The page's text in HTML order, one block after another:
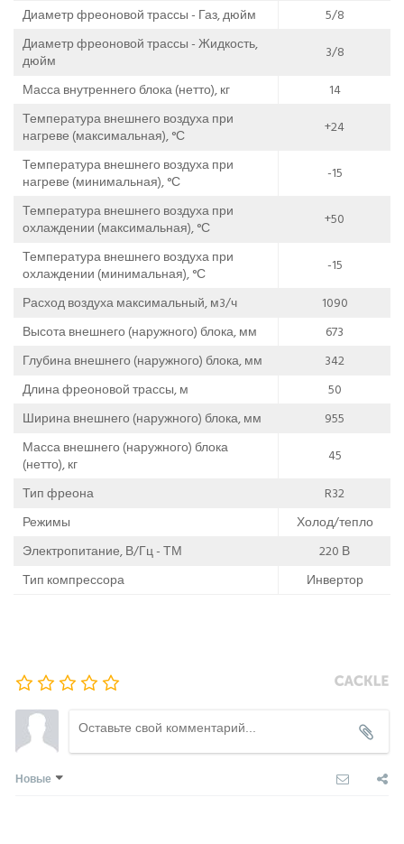
Диаметр фреоновой трассы - Газ, дюйм
5/8
Диаметр фреоновой трассы - Жидкость,
дюйм
3/8
Масса внутреннего блока (нетто), кг
14
Температура внешнего воздуха при
нагреве (максимальная), °С
+24
Температура внешнего воздуха при
нагреве (минимальная), °С
-15
Температура внешнего воздуха при
охлаждении (максимальная), °С
+50
Температура внешнего воздуха при
охлаждении (минимальная), °С
-15
Расход воздуха максимальный, м3/ч
1090
Высота внешнего (наружного) блока, мм
673
Глубина внешнего (наружного) блока, мм
342
Длина фреоновой трассы, м
50
Ширина внешнего (наружного) блока, мм
955
Масса внешнего (наружного) блока
(нетто), кг
45
Тип фреона
R32
Режимы
Холод/тепло
Электропитание, В/Гц - ТМ
220 В
Тип компрессора
Инвертор
Новые